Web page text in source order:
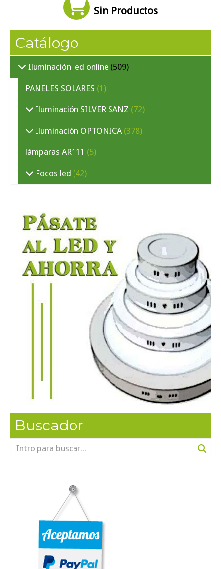
Sin Productos
Catálogo
Iluminación led online (509)
PANELES SOLARES (1)
Iluminación SILVER SANZ (72)
Iluminación OPTONICA (378)
lámparas AR111 (5)
Focos led (42)
Buscador